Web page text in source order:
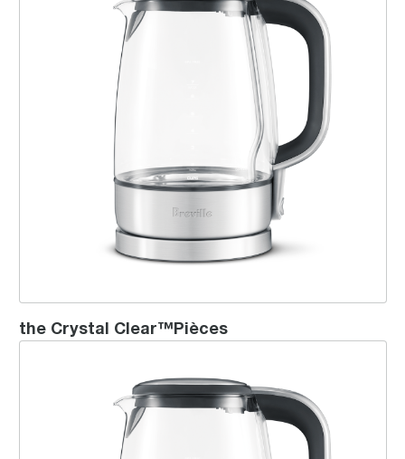
the Crystal Clear™Pièces
the IQ Kettle™ Pure